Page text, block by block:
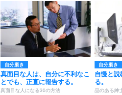
自分磨き
真面目な人は、自分に不利なこ
とでも、正直に報告する。
真面目な人になる30の方法
自分磨き
自慢と説
る。
品のある紳